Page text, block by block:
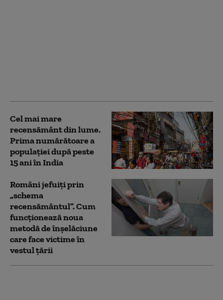
Cel mai mare
recensământ din lume.
Prima numărătoare a
populației după peste
15 ani în India
Români jefuiți prin
„schema
recensământul”. Cum
funcționează noua
metodă de înșelăciune
care face victime în
vestul țării